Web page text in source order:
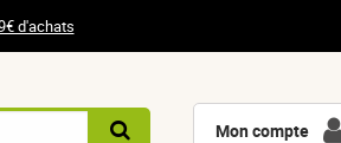
d'achats
Mon compte